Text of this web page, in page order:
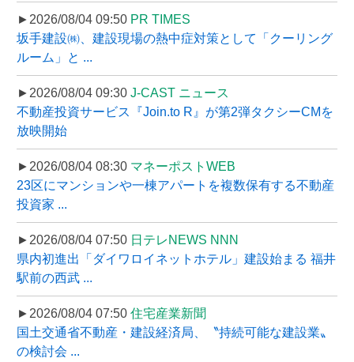
►2026/08/04 09:50 PR TIMES
坂手建設㈱、建設現場の熱中症対策として「クーリング
ルーム」と ...
►2026/08/04 09:30 J-CAST ニュース
不動産投資サービス『Join.to R』が第2弾タクシーCMを
放映開始
►2026/08/04 08:30 マネーポストWEB
23区にマンションや一棟アパートを複数保有する不動産
投資家 ...
►2026/08/04 07:50 日テレNEWS NNN
県内初進出「ダイワロイネットホテル」建設始まる 福井
駅前の西武 ...
►2026/08/04 07:50 住宅産業新聞
国土交通省不動産・建設経済局、〝持続可能な建設業〟
の検討会 ...